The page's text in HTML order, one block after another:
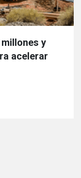
y
acelerar